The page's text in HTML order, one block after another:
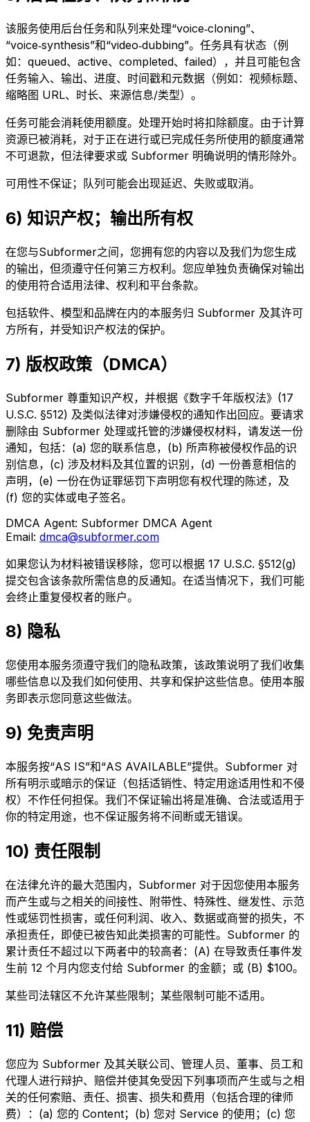
该服务使用后台任务和队列来处理“voice‑cloning”、
“voice‑synthesis”和“video‑dubbing”。任务具有状态（例
如：queued、active、completed、failed），并且可能包含
任务输入、输出、进度、时间戳和元数据（例如：视频标题、
缩略图 URL、时长、来源信息/类型）。
任务可能会消耗使用额度。处理开始时将扣除额度。由于计算
资源已被消耗，对于正在进行或已完成任务所使用的额度通常
不可退款，但法律要求或 Subformer 明确说明的情形除外。
可用性不保证；队列可能会出现延迟、失败或取消。
6) 知识产权；输出所有权
在您与Subformer之间，您拥有您的内容以及我们为您生成
的输出，但须遵守任何第三方权利。您应单独负责确保对输出
的使用符合适用法律、权利和平台条款。
包括软件、模型和品牌在内的本服务归 Subformer 及其许可
方所有，并受知识产权法的保护。
7) 版权政策（DMCA）
Subformer 尊重知识产权，并根据《数字千年版权法》(17
U.S.C. §512) 及类似法律对涉嫌侵权的通知作出回应。要请求
删除由 Subformer 处理或托管的涉嫌侵权材料，请发送一份
通知，包括：(a) 您的联系信息，(b) 所声称被侵权作品的识
别信息，(c) 涉及材料及其位置的识别，(d) 一份善意相信的
声明，(e) 一份在伪证罪惩罚下声明您有权代理的陈述，及
(f) 您的实体或电子签名。
DMCA Agent: Subformer DMCA Agent
Email: dmca@subformer.com
如果您认为材料被错误移除，您可以根据 17 U.S.C. §512(g)
提交包含该条款所需信息的反通知。在适当情况下，我们可能
会终止重复侵权者的账户。
8) 隐私
您使用本服务须遵守我们的隐私政策，该政策说明了我们收集
哪些信息以及我们如何使用、共享和保护这些信息。使用本服
务即表示您同意这些做法。
9) 免责声明
本服务按“AS IS”和“AS AVAILABLE”提供。Subformer 对
所有明示或暗示的保证（包括适销性、特定用途适用性和不侵
权）不作任何担保。我们不保证输出将是准确、合法或适用于
你的特定用途，也不保证服务将不间断或无错误。
10) 责任限制
在法律允许的最大范围内，Subformer 对于因您使用本服务
而产生或与之相关的间接性、附带性、特殊性、继发性、示范
性或惩罚性损害，或任何利润、收入、数据或商誉的损失，不
承担责任，即使已被告知此类损害的可能性。Subformer 的
累计责任不超过以下两者中的较高者：(A) 在导致责任事件发
生前 12 个月内您支付给 Subformer 的金额；或 (B) $100。
某些司法辖区不允许某些限制；某些限制可能不适用。
11) 赔偿
您应为 Subformer 及其关联公司、管理人员、董事、员工和
代理人进行辩护、赔偿并使其免受因下列事项而产生或与之相
关的任何索赔、责任、损害、损失和费用（包括合理的律师
费）：(a) 您的 Content；(b) 您对 Service 的使用；(c) 您